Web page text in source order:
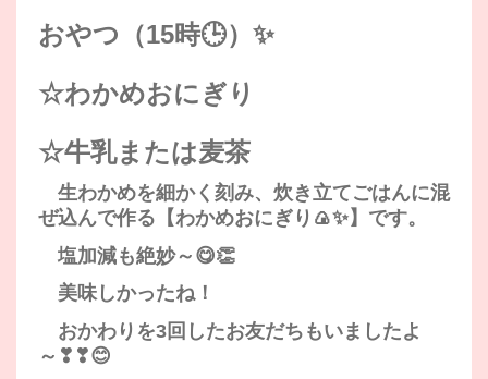
おやつ（15時🕒）✨
☆わかめおにぎり
☆牛乳または麦茶
生わかめを細かく刻み、炊き立てごはんに混
ぜ込んで作る【わかめおにぎり🍙✨】です。
塩加減も絶妙～😋👏
美味しかったね！
おかわりを3回したお友だちもいましたよ
～❣❣😊